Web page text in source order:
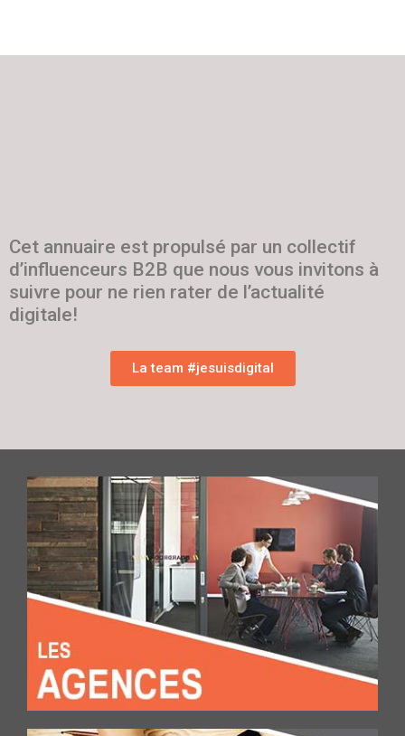
Cet annuaire est propulsé par un collectif
d’influenceurs B2B que nous vous invitons à
suivre pour ne rien rater de l’actualité
digitale!
La team #jesuisdigital